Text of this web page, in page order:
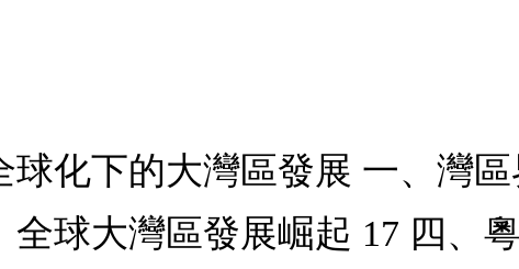
球化下的大灣區發展 一、灣
全球大灣區發展崛起 17 四、